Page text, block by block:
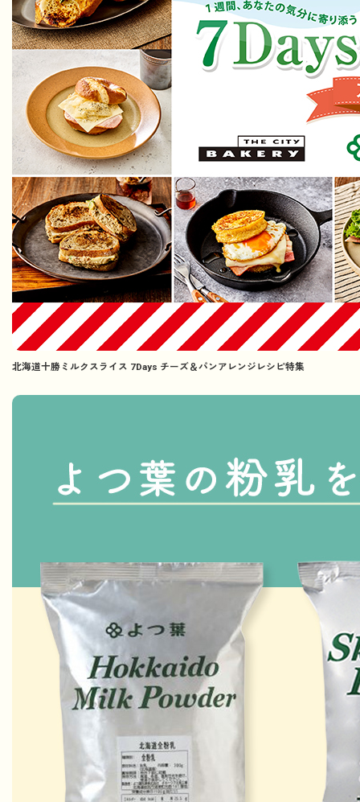
北海道十勝ミルクスライス 7Days チーズ＆パンアレンジレシピ特集